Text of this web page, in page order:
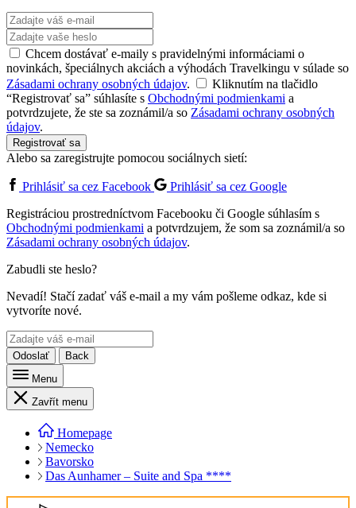
Chcem dostávať e-maily s pravidelnými informáciami o
novinkách, špeciálnych akciách a výhodách Travelkingu v súlade so
Zásadami ochrany osobných údajov.
Kliknutím na tlačidlo
“Registrovať sa” súhlasíte s Obchodnými podmienkami a
potvrdzujete, že ste sa zoznámil/a so Zásadami ochrany osobných
údajov.
Registrovať sa
Alebo sa zaregistrujte pomocou sociálnych sietí:
Prihlásiť sa cez Facebook
Prihlásiť sa cez Google
Registráciou prostredníctvom Facebooku či Google súhlasím s
Obchodnými podmienkami a potvrdzujem, že som sa zoznámil/a so
Zásadami ochrany osobných údajov.
Zabudli ste heslo?
Nevadí! Stačí zadať váš e-mail a my vám pošleme odkaz, kde si
vytvoríte nové.
Odoslať
Back
Menu
Zavřít menu
Homepage
Nemecko
Bavorsko
Das Aunhamer – Suite and Spa ****